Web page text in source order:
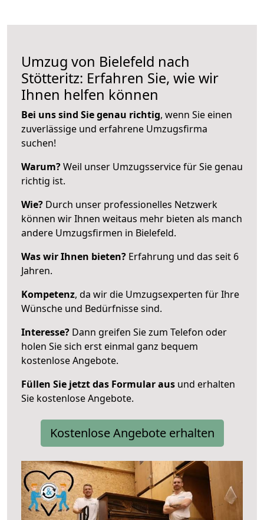
Umzug von Bielefeld nach
Stötteritz: Erfahren Sie, wie wir
Ihnen helfen können
Bei uns sind Sie genau richtig, wenn Sie einen
zuverlässige und erfahrene Umzugsfirma
suchen!
Warum?Weil unser Umzugsservice für Sie genau
richtig ist.
Wie? Durch unser professionelles Netzwerk
können wir Ihnen weitaus mehr bieten als manch
andere Umzugsfirmen in Bielefeld.
Was wir Ihnen bieten? Erfahrung und das seit 6
Jahren.
Kompetenz, da wir die Umzugsexperten für Ihre
Wünsche und Bedürfnisse sind.
Interesse? Dann greifen Sie zum Telefon oder
holen Sie sich erst einmal ganz bequem
kostenlose Angebote.
Füllen Sie jetzt das Formular aus und erhalten
Sie kostenlose Angebote.
Kostenlose Angebote erhalten